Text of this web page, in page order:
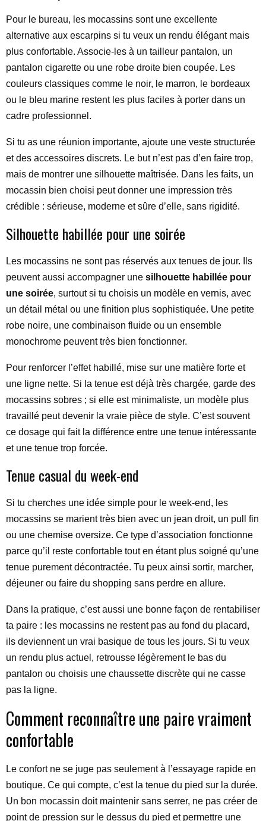
Pour le bureau, les mocassins sont une excellente
alternative aux escarpins si tu veux un rendu élégant mais
plus confortable. Associe-les à un tailleur pantalon, un
pantalon cigarette ou une robe droite bien coupée. Les
couleurs classiques comme le noir, le marron, le bordeaux
ou le bleu marine restent les plus faciles à porter dans un
cadre professionnel.
Si tu as une réunion importante, ajoute une veste structurée
et des accessoires discrets. Le but n’est pas d’en faire trop,
mais de montrer une silhouette maîtrisée. Dans les faits, un
mocassin bien choisi peut donner une impression très
crédible : sérieuse, moderne et sûre d’elle, sans rigidité.
Silhouette habillée pour une soirée
Les mocassins ne sont pas réservés aux tenues de jour. Ils
peuvent aussi accompagner une silhouette habillée pour
une soirée, surtout si tu choisis un modèle en vernis, avec
un détail métal ou une finition plus sophistiquée. Une petite
robe noire, une combinaison fluide ou un ensemble
monochrome peuvent très bien fonctionner.
Pour renforcer l’effet habillé, mise sur une matière forte et
une ligne nette. Si la tenue est déjà très chargée, garde des
mocassins sobres ; si elle est minimaliste, un modèle plus
travaillé peut devenir la vraie pièce de style. C’est souvent
ce dosage qui fait la différence entre une tenue intéressante
et une tenue trop forcée.
Tenue casual du week-end
Si tu cherches une idée simple pour le week-end, les
mocassins se marient très bien avec un jean droit, un pull fin
ou une chemise oversize. Ce type d’association fonctionne
parce qu’il reste confortable tout en étant plus soigné qu’une
tenue purement décontractée. Tu peux ainsi sortir, marcher,
déjeuner ou faire du shopping sans perdre en allure.
Dans la pratique, c’est aussi une bonne façon de rentabiliser
ta paire : les mocassins ne restent pas au fond du placard,
ils deviennent un vrai basique de tous les jours. Si tu veux
un rendu plus actuel, retrousse légèrement le bas du
pantalon ou choisis une chaussette discrète qui ne casse
pas la ligne.
Comment reconnaître une paire vraiment
confortable
Le confort ne se juge pas seulement à l’essayage rapide en
boutique. Ce qui compte, c’est la tenue du pied sur la durée.
Un bon mocassin doit maintenir sans serrer, ne pas créer de
point de pression sur le dessus du pied et permettre une